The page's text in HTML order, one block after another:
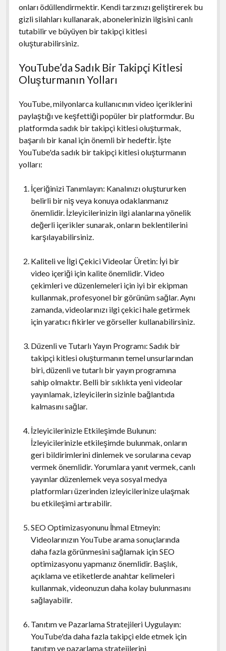
onları ödüllendirmektir. Kendi tarzınızı geliştirerek bu
gizli silahları kullanarak, abonelerinizin ilgisini canlı
tutabilir ve büyüyen bir takipçi kitlesi
oluşturabilirsiniz.
YouTube’da Sadık Bir Takipçi Kitlesi
Oluşturmanın Yolları
YouTube, milyonlarca kullanıcının video içeriklerini
paylaştığı ve keşfettiği popüler bir platformdur. Bu
platformda sadık bir takipçi kitlesi oluşturmak,
başarılı bir kanal için önemli bir hedeftir. İşte
YouTube'da sadık bir takipçi kitlesi oluşturmanın
yolları:
İçeriğinizi Tanımlayın: Kanalınızı oluştururken
belirli bir niş veya konuya odaklanmanız
önemlidir. İzleyicilerinizin ilgi alanlarına yönelik
değerli içerikler sunarak, onların beklentilerini
karşılayabilirsiniz.
Kaliteli ve İlgi Çekici Videolar Üretin: İyi bir
video içeriği için kalite önemlidir. Video
çekimleri ve düzenlemeleri için iyi bir ekipman
kullanmak, profesyonel bir görünüm sağlar. Aynı
zamanda, videolarınızı ilgi çekici hale getirmek
için yaratıcı fikirler ve görseller kullanabilirsiniz.
Düzenli ve Tutarlı Yayın Programı: Sadık bir
takipçi kitlesi oluşturmanın temel unsurlarından
biri, düzenli ve tutarlı bir yayın programına
sahip olmaktır. Belli bir sıklıkta yeni videolar
yayınlamak, izleyicilerin sizinle bağlantıda
kalmasını sağlar.
İzleyicilerinizle Etkileşimde Bulunun:
İzleyicilerinizle etkileşimde bulunmak, onların
geri bildirimlerini dinlemek ve sorularına cevap
vermek önemlidir. Yorumlara yanıt vermek, canlı
yayınlar düzenlemek veya sosyal medya
platformları üzerinden izleyicilerinize ulaşmak
bu etkileşimi artırabilir.
SEO Optimizasyonunu İhmal Etmeyin:
Videolarınızın YouTube arama sonuçlarında
daha fazla görünmesini sağlamak için SEO
optimizasyonu yapmanız önemlidir. Başlık,
açıklama ve etiketlerde anahtar kelimeleri
kullanmak, videonuzun daha kolay bulunmasını
sağlayabilir.
Tanıtım ve Pazarlama Stratejileri Uygulayın:
YouTube'da daha fazla takipçi elde etmek için
tanıtım ve pazarlama stratejilerini